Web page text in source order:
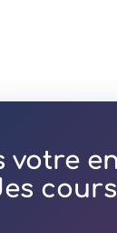
votre